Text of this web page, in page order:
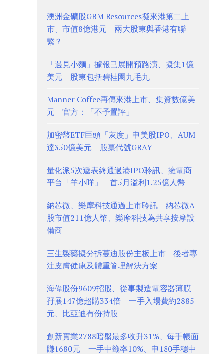
澳洲金礦股GBM Resources擬來港第二上
市、市值8億港元 兩大股東與香港有聯
繫？
「遇見小麵」據報已展開預路演、擬集1億
美元 股東包括碧桂園九毛九
Manner Coffee再傳來港上市、集資數億美
元 官方：「不予置評」
加密幣ETF巨頭「灰度」申美股IPO、AUM
達350億美元 股票代號GRAY
量化派5次遞表終通過港IPO聆訊、擁電商
平台「羊小咩」 首5月溢利1.25億人幣
納芯微、樂摩科技通過上市聆訊 納芯微A
股市值211億人幣、樂摩科技為共享按摩設
備商
三生製藥擬分拆蔓迪股份主板上市 後者專
注皮膚健康及體重管理解決方案
海偉股份9609招股、從事製造電容器薄膜
孖展147億超購334倍 一手入場費約2885
元、比亞迪有份持股
創新實業2788暗盤最多收升31%、每手帳面
賺1680元 一手中籤率10%、申180手穩中